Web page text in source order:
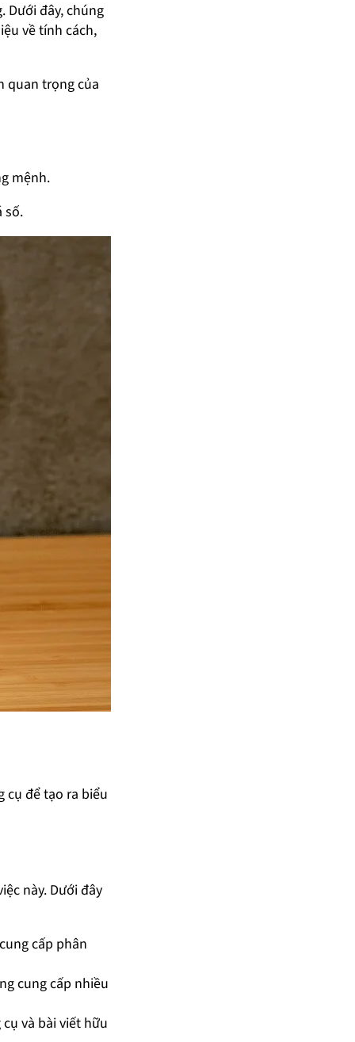
Dưới đây, chúng
về tính cách,
quan trọng của
mệnh.
số.
cụ để tạo ra biểu
này. Dưới đây
cấp phân
cung cấp nhiều
và bài viết hữu